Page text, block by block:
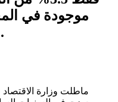
موجودة في
السلطات المحلية العربية.